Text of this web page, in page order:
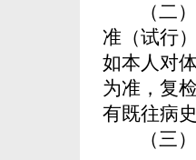
（二）
准（试行
如本人对
为准，复
有既往病
（三）